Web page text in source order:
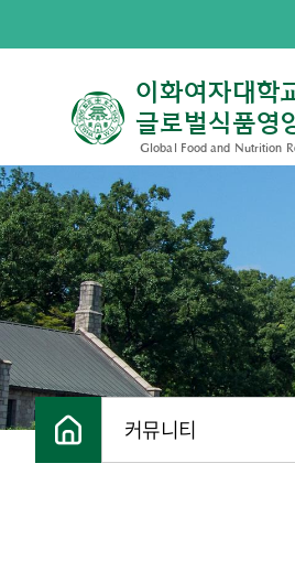
이화여자대학
글로벌식품영
Global Food and Nutrition
커뮤니티